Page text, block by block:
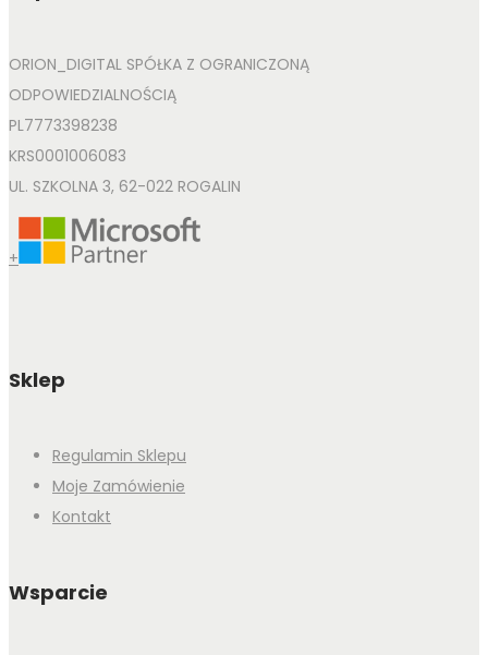
ORION_DIGITAL SPÓŁKA Z OGRANICZONĄ
ODPOWIEDZIALNOŚCIĄ
PL7773398238
KRS0001006083
UL. SZKOLNA 3, 62-022 ROGALIN
+
Sklep
Regulamin Sklepu
Moje Zamówienie
Kontakt
Wsparcie